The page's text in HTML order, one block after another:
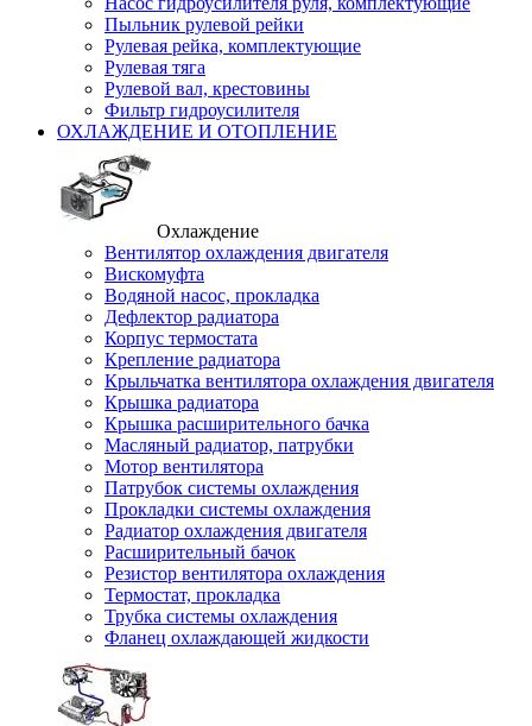
Пыльник рулевой рейки
Рулевая рейка, комплектующие
Рулевая тяга
Рулевой вал, крестовины
Фильтр гидроусилителя
ОХЛАЖДЕНИЕ И ОТОПЛЕНИЕ
Охлаждение
Вентилятор охлаждения двигателя
Вискомуфта
Водяной насос, прокладка
Дефлектор радиатора
Корпус термостата
Крепление радиатора
Крыльчатка вентилятора охлаждения двигателя
Крышка радиатора
Крышка расширительного бачка
Масляный радиатор, патрубки
Мотор вентилятора
Патрубок системы охлаждения
Прокладки системы охлаждения
Радиатор охлаждения двигателя
Расширительный бачок
Резистор вентилятора охлаждения
Термостат, прокладка
Трубка системы охлаждения
Фланец охлаждающей жидкости